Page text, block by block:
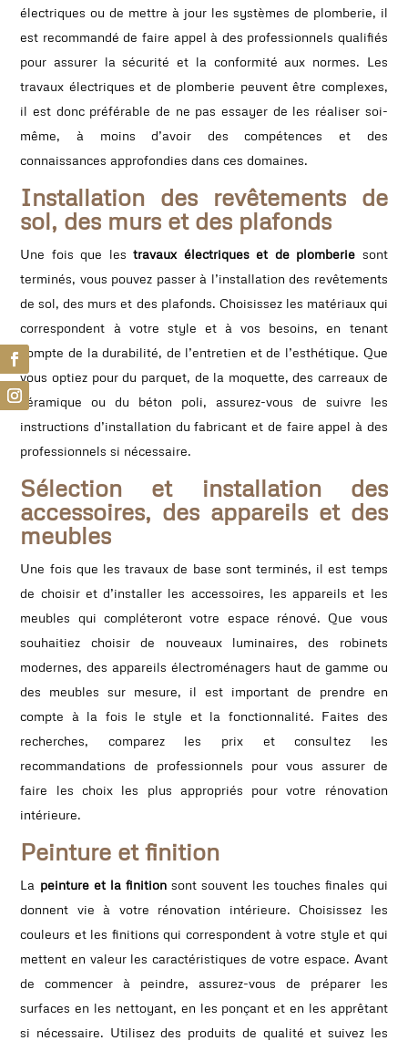
électriques ou de mettre à jour les systèmes de plomberie, il
est recommandé de faire appel à des professionnels qualifiés
pour assurer la sécurité et la conformité aux normes. Les
travaux électriques et de plomberie peuvent être complexes,
il est donc préférable de ne pas essayer de les réaliser soi-
même, à moins d’avoir des compétences et des
connaissances approfondies dans ces domaines.
Installation des revêtements de
sol, des murs et des plafonds
Une fois que lestravaux électriques et de plomberie sont
terminés, vous pouvez passer à l’installation des revêtements
de sol, des murs et des plafonds. Choisissez les matériaux qui
correspondent à votre style et à vos besoins, en tenant
compte de la durabilité, de l’entretien et de l’esthétique. Que
vous optiez pour du parquet, de la moquette, des carreaux de
céramique ou du béton poli, assurez-vous de suivre les
instructions d’installation du fabricant et de faire appel à des
professionnels si nécessaire.
Sélection et installation des
accessoires, des appareils et des
meubles
Une fois que les travaux de base sont terminés, il est temps
de choisir et d’installer les accessoires, les appareils et les
meubles qui compléteront votre espace rénové. Que vous
souhaitiez choisir de nouveaux luminaires, des robinets
modernes, des appareils électroménagers haut de gamme ou
des meubles sur mesure, il est important de prendre en
compte à la fois le style et la fonctionnalité. Faites des
recherches, comparez les prix et consultez les
recommandations de professionnels pour vous assurer de
faire les choix les plus appropriés pour votre rénovation
intérieure.
Peinture et finition
La peinture et la finitionsont souvent les touches finales qui
donnent vie à votre rénovation intérieure. Choisissez les
couleurs et les finitions qui correspondent à votre style et qui
mettent en valeur les caractéristiques de votre espace. Avant
de commencer à peindre, assurez-vous de préparer les
surfaces en les nettoyant, en les ponçant et en les apprêtant
si nécessaire. Utilisez des produits de qualité et suivez les